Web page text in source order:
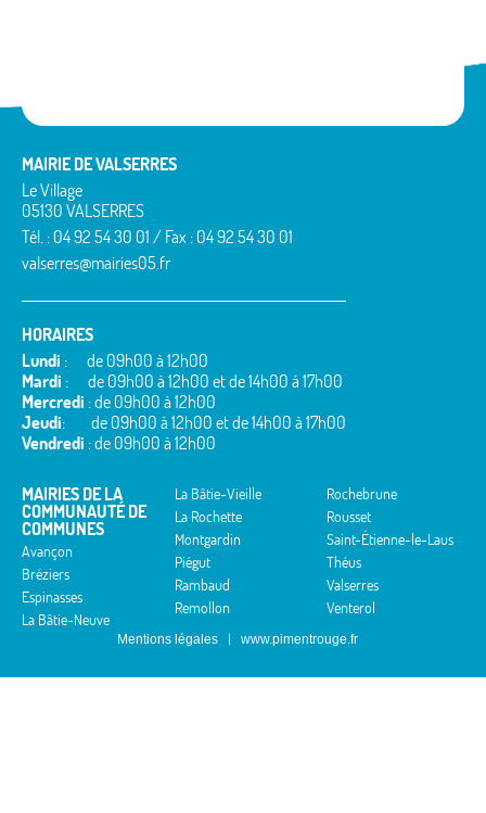
MAIRIE DE VALSERRES
Le Village
05130 VALSERRES
Tél. : 04 92 54 30 01 / Fax : 04 92 54 30 01
valserres@mairies05.fr
HORAIRES
Lundi : de 09h00 à 12h00
Mardi : de 09h00 à 12h00 et de 14h00 à 17h00
Mercredi : de 09h00 à 12h00
Jeudi: de 09h00 à 12h00 et de 14h00 à 17h00
Vendredi : de 09h00 à 12h00
MAIRIES DE LA
COMMUNAUTÉ DE
COMMUNES
Avançon
Bréziers
Espinasses
La Bâtie-Neuve
La Bâtie-Vieille
La Rochette
Montgardin
Piégut
Rambaud
Remollon
Rochebrune
Rousset
Saint-Étienne-le-Laus
Théus
Valserres
Venterol
Mentions légales www.pimentrouge.fr